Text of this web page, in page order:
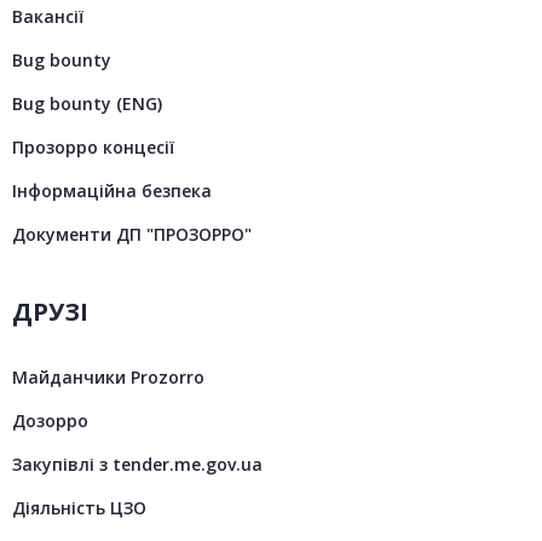
Вакансії
Bug bounty
Bug bounty (ENG)
Прозорро концесії
Інформаційна безпека
Документи ДП "ПРОЗОРРО"
ДРУЗІ
Майданчики Prozorro
Дозорро
Закупівлі з tender.me.gov.ua
Діяльність ЦЗО